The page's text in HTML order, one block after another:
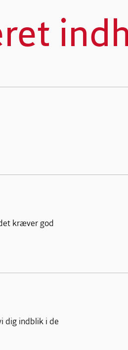
kræver god
dig indblik i de